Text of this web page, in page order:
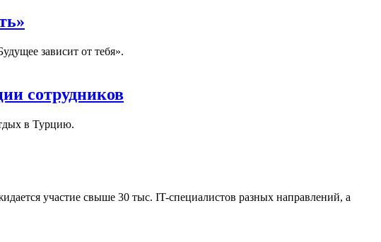
зависит от тебя».
сотрудников
в Турцию.
участие свыше 30 тыс. IT-специалистов разных направлений, а